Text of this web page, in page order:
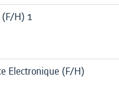
(F/H) 1
Electronique (F/H)